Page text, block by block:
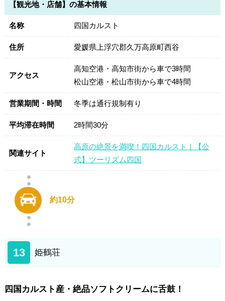
【観光地・店舗】の基本情報
名称 四国カルスト
住所 愛媛県上浮穴郡久万高原町西谷
アクセス
高知空港・高知市街から車で3時間
松山空港・松山市街から車で4時間
営業期間・時間 冬季は通行規制有り
平均滞在時間 2時間30分
関連サイト
高原の絶景を満喫！四国カルスト｜【公
式】ツーリズム四国
約10分
13 姫鶴荘
四国カルスト産・絶品ソフトクリームに舌鼓！